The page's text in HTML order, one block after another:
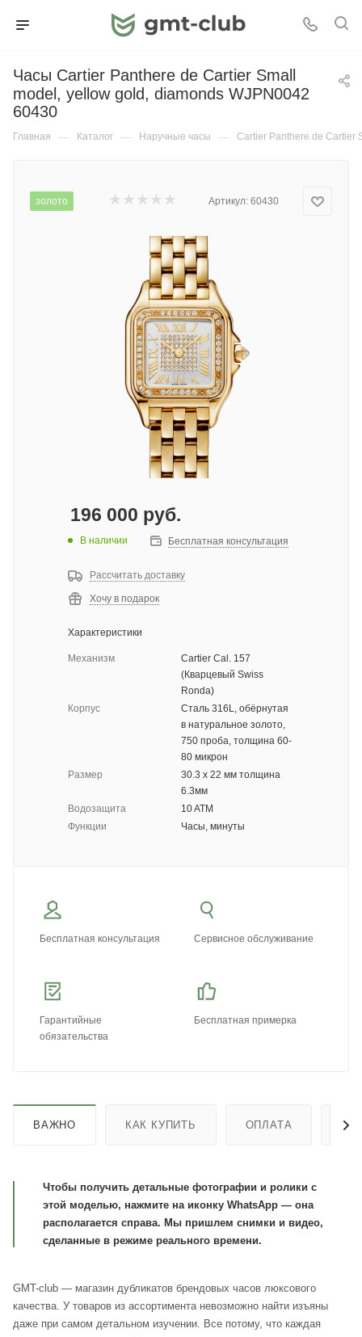
Часы Cartier Panthere de Cartier Small
model, yellow gold, diamonds WJPN0042
60430
Главная — Каталог — Наручные часы — Cartier Panthere de Cartier
золото Артикул: 60430
196 000 руб.
В наличии Бесплатная консультация
Рассчитать доставку
Хочу в подарок
Характеристики
Механизм
Cartier Cal. 157
(Кварцевый Swiss
Ronda)
Корпус
Сталь 316L, обёрнутая
в натуральное золото,
750 проба, толщина 60-
80 микрон
Размер
30.3 x 22 мм толщина
6.3мм
Водозащита
10 ATM
Функции
Часы, минуты
Бесплатная консультация Сервисное обслуживание
Гарантийные
обязательства
Бесплатная примерка
ВАЖНО КАК КУПИТЬ ОПЛАТА
Чтобы получить детальные фотографии и ролики с
этой моделью, нажмите на иконку WhatsApp — она
располагается справа. Мы пришлем снимки и видео,
сделанные в режиме реального времени.
GMT-club — магазин дубликатов брендовых часов люксового
качества. У товаров из ассортимента невозможно найти изъяны
даже при самом детальном изучении. Все потому, что каждая